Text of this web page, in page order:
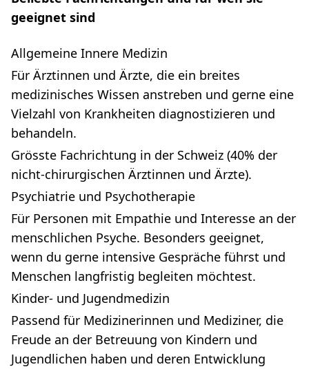
geeignet sind
Allgemeine Innere Medizin
Für Ärztinnen und Ärzte, die ein breites
medizinisches Wissen anstreben und gerne eine
Vielzahl von Krankheiten diagnostizieren und
behandeln.
Grösste Fachrichtung in der Schweiz (40% der
nicht-chirurgischen Ärztinnen und Ärzte).
Psychiatrie und Psychotherapie
Für Personen mit Empathie und Interesse an der
menschlichen Psyche. Besonders geeignet,
wenn du gerne intensive Gespräche führst und
Menschen langfristig begleiten möchtest.
Kinder- und Jugendmedizin
Passend für Medizinerinnen und Mediziner, die
Freude an der Betreuung von Kindern und
Jugendlichen haben und deren Entwicklung